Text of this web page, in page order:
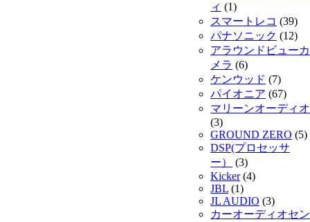
ィ (1)
スマートレコ (39)
パナソニック (12)
アラウンドビューカ
メラ (6)
ケンウッド (7)
パイオニア (67)
マリーンオーディオ
(3)
GROUND ZERO (5)
DSP(プロセッサ
ー）
(3)
Kicker(4)
JBL (1)
JL AUDIO (3)
カーオーディオセン